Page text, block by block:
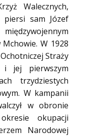
Walecznych,
sam Józef
W 1928
Ochotniczej Straży
i jej pierwszym
trzydziestych
W kampanii
w obronie
okupacji
Narodowej